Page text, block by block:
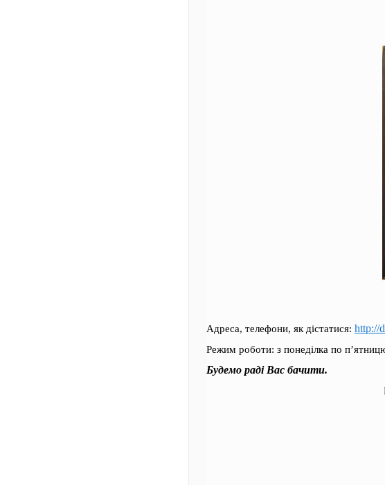
Адреса, телефони, як дістатися: http://
Режим роботи: з понеділка по
Будемо раді Вас бачити.